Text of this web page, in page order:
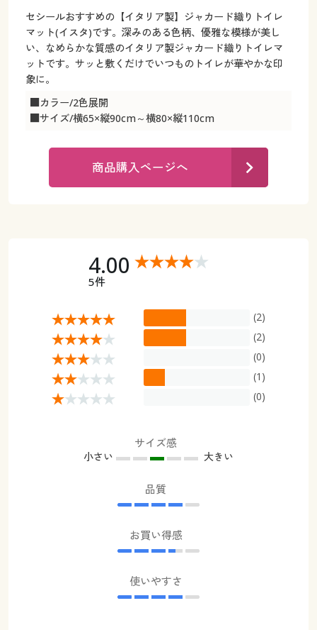
大きいサイズ 事務・制服
デジタルカタログ
カタログ無料プレゼント
会員メニュー
マイページ
閲覧履歴
よくある質問とお問い合わせ
カタログ無料プレゼント
会員メニュー
マイページ
よくある質問とお問い合わせ
セシールおすすめの【イタリア製】ジャカード織りトイレ
マット(イスタ)です。深みのある色柄、優雅な模様が美し
い、なめらかな質感のイタリア製ジャカード織りトイレマ
ットです。サッと敷くだけでいつものトイレが華やかな印
象に。
■カラー/2色展開
■サイズ/横65×縦90cm～横80×縦110cm
商品購入ページへ
4.00
5件
(2)
(2)
(0)
(1)
(0)
サイズ感
小さい 大きい
品質
お買い得感
使いやすさ